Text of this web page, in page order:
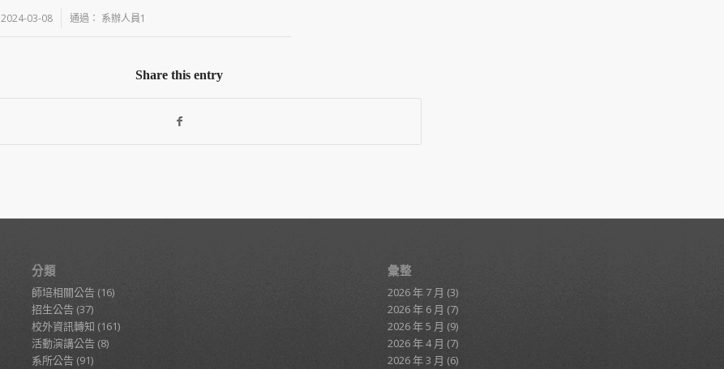
2024-03-08
/ 通過： 系辦人員1
Share this entry
分類
師培相關公告(16)
招生公告 (37)
校外資訊轉知 (161)
活動演講公告 (8)
系所公告(91)
彙整
2026 年 7 月 (3)
2026 年 6 月 (7)
2026 年 5 月 (9)
2026 年 4 月 (7)
2026 年 3 月 (6)